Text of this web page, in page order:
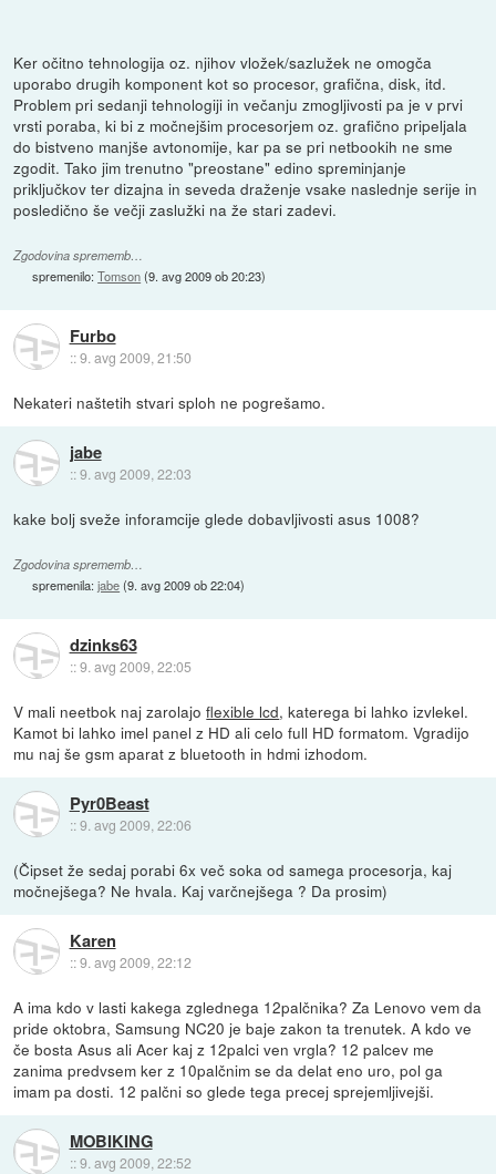
Ker očitno tehnologija oz. njihov vložek/sazlužek ne omogča
uporabo drugih komponent kot so procesor, grafična, disk, itd.
Problem pri sedanji tehnologiji in večanju zmogljivosti pa je v prvi
vrsti poraba, ki bi z močnejšim procesorjem oz. grafično pripeljala
do bistveno manjše avtonomije, kar pa se pri netbookih ne sme
zgodit. Tako jim trenutno "preostane" edino spreminjanje
priključkov ter dizajna in seveda draženje vsake naslednje serije in
posledično še večji zaslužki na že stari zadevi.
Zgodovina sprememb…
spremenilo:Tomson(9. avg 2009 ob 20:23)
Furbo
::9. avg 2009, 21:50
Nekateri naštetih stvari sploh ne pogrešamo.
jabe
::9. avg 2009, 22:03
kake bolj sveže inforamcije glede dobavljivosti asus 1008?
Zgodovina sprememb…
spremenila:jabe(9. avg 2009 ob 22:04)
dzinks63
::9. avg 2009, 22:05
V mali neetbok naj zarolajoflexible lcd, katerega bi lahko izvlekel.
Kamot bi lahko imel panel z HD ali celo full HD formatom. Vgradijo
mu naj še gsm aparat z bluetooth in hdmi izhodom.
Pyr0Beast
::9. avg 2009, 22:06
(Čipset že sedaj porabi 6x več soka od samega procesorja, kaj
močnejšega? Ne hvala. Kaj varčnejšega ? Da prosim)
Karen
::9. avg 2009, 22:12
A ima kdo v lasti kakega zglednega 12palčnika? Za Lenovo vem da
pride oktobra, Samsung NC20 je baje zakon ta trenutek. A kdo ve
če bosta Asus ali Acer kaj z 12palci ven vrgla? 12 palcev me
zanima predvsem ker z 10palčnim se da delat eno uro, pol ga
imam pa dosti. 12 palčni so glede tega precej sprejemljivejši.
MOBIKING
::9. avg 2009, 22:52